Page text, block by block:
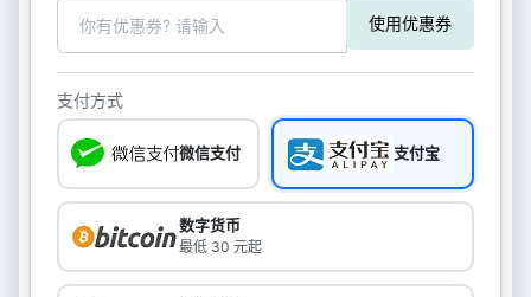
使用优惠券
支付方式
微信支付 支付宝
数字货币
最低 30 元起